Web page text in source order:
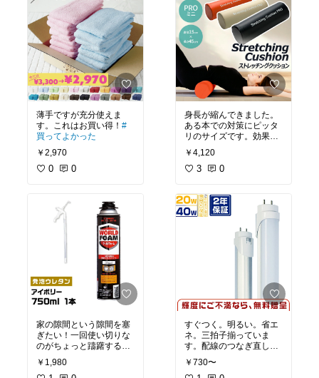
薄手ですが充分使えま
す。これはお買い得！ #
買ってよかった
￥2,970
0 0
家の隙間という隙間を塞
ぎたい！一回使い切りな
のがちょっと躊躇すると
ころ。
￥1,980
身長が縮んできました。
ある本での対策にピッタ
リのサイズです。効果の
ほどは不明ですが、これ
を二本使います。
￥4,120
3 0
すぐつく。明るい。省エ
ネ。三拍子揃っていま
す。配線のつなぎ直しで
もっと節電できるような
ので、トライしてみよう
￥730〜